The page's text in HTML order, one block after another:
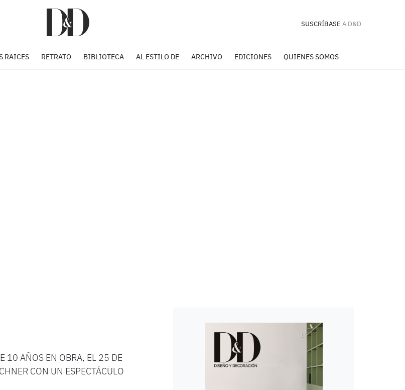
SUSCRÍBASE A D&D
RAICES RETRATO BIBLIOTECA AL ESTILO DE ARCHIVO EDICIONES QUIENES SOMOS
10 AÑOS EN OBRA, EL 25 DE
CON UN ESPECTÁCULO